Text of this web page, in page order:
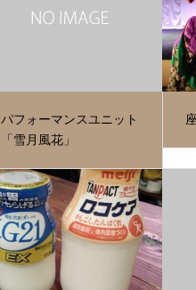
パフォーマンスユニット
「雪月風花」